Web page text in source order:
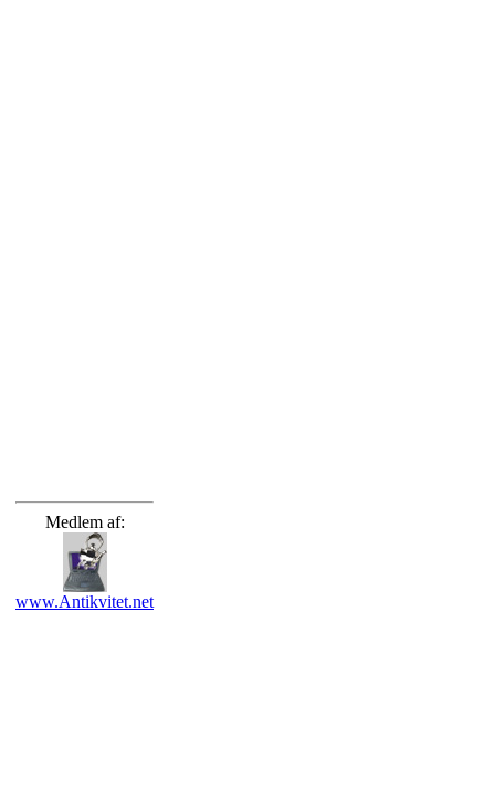
Medlem af:
www.Antikvitet.net